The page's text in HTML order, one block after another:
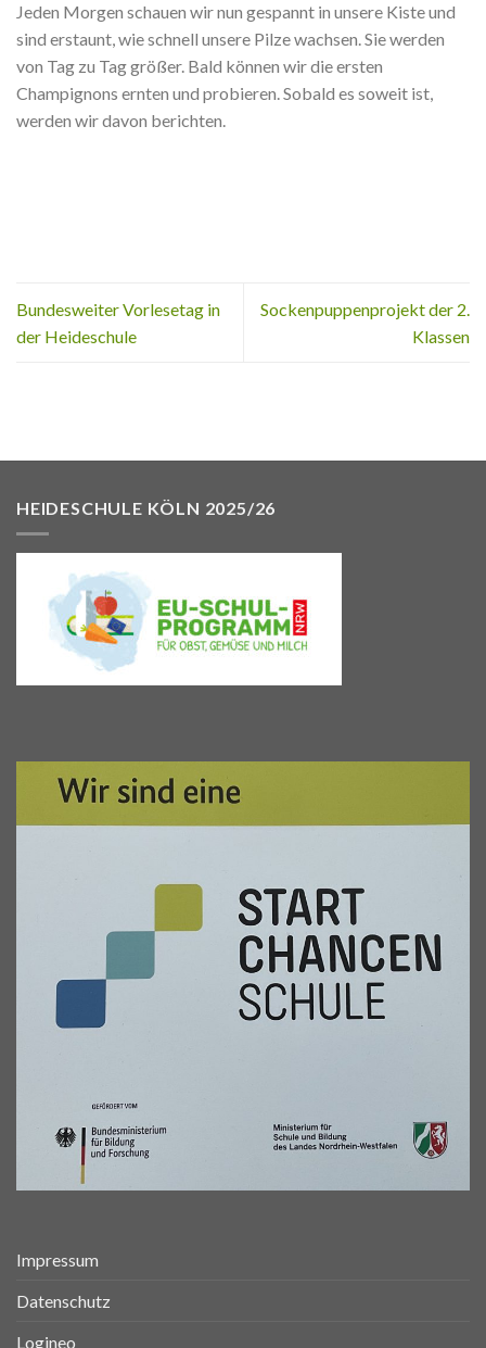
Jeden Morgen schauen wir nun gespannt in unsere Kiste und
sind erstaunt, wie schnell unsere Pilze wachsen. Sie werden
von Tag zu Tag größer. Bald können wir die ersten
Champignons ernten und probieren. Sobald es soweit ist,
werden wir davon berichten.
Bundesweiter Vorlesetag in
der Heideschule
Sockenpuppenprojekt der 2.
Klassen
HEIDESCHULE KÖLN 2025/26
Impressum
Datenschutz
Logineo